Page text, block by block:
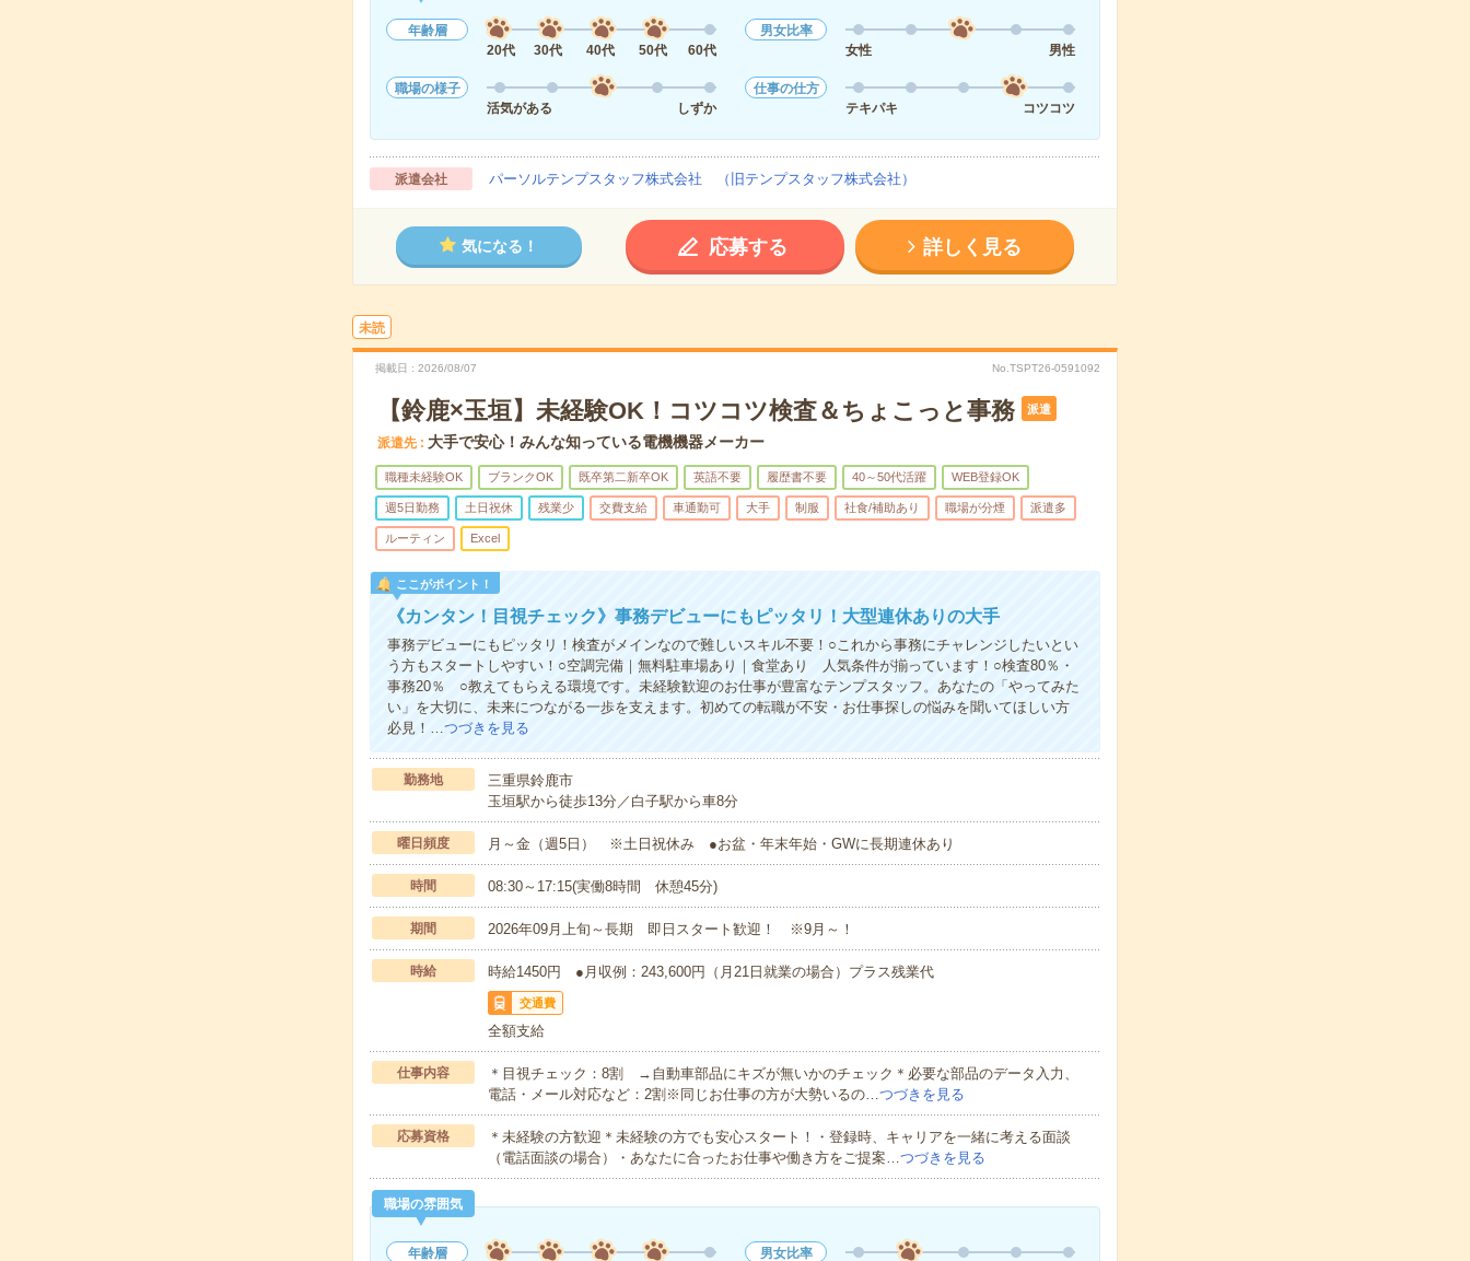
年齢層
20代
30代 40代 50代 60代
男女比率
女性
男性
職場の様子
活気がある
しずか
仕事の仕方
テキパキ
コツコツ
派遣会社 パーソルテンプスタッフ株式会社 （旧テンプスタッフ株式会社）
気になる！ 応募する 詳しく見る
未読
掲載日 2026/08/07 No.TSPT26-0591092
【鈴鹿×玉垣】未経験OK！コツコツ検査＆ちょこっと事務 派遣
派遣先 大手で安心！みんな知っている電機機器メーカー
職種未経験OK ブランクOK 既卒第二新卒OK 英語不要 履歴書不要 40～50代活躍 WEB登録OK
週5日勤務 土日祝休 残業少 交費支給 車通勤可 大手 制服 社食/補助あり 職場が分煙 派遣多
ルーティン Excel
ここがポイント！
《カンタン！目視チェック》事務デビューにもピッタリ！大型連休ありの大手
事務デビューにもピッタリ！検査がメインなので難しいスキル不要！○これから事務にチャレンジしたいとい
う方もスタートしやすい！○空調完備｜無料駐車場あり｜食堂あり 人気条件が揃っています！○検査80％・
事務20％ ○教えてもらえる環境です。未経験歓迎のお仕事が豊富なテンプスタッフ。あなたの「やってみた
い」を大切に、未来につながる一歩を支えます。初めての転職が不安・お仕事探しの悩みを聞いてほしい方
必見！…つづきを見る
勤務地
三重県鈴鹿市
玉垣駅から徒歩13分／白子駅から車8分
曜日頻度 月～金（週5日） ※土日祝休み ●お盆・年末年始・GWに長期連休あり
時間 08:30～17:15(実働8時間 休憩45分)
期間 2026年09月上旬～長期 即日スタート歓迎！ ※9月～！
時給 時給1450円 ●月収例：243,600円（月21日就業の場合）プラス残業代
交通費
全額支給
仕事内容
＊目視チェック：8割 →自動車部品にキズが無いかのチェック＊必要な部品のデータ入力、
電話・メール対応など：2割※同じお仕事の方が大勢いるの…つづきを見る
応募資格
＊未経験の方歓迎＊未経験の方でも安心スタート！・登録時、キャリアを一緒に考える面談
（電話面談の場合）・あなたに合ったお仕事や働き方をご提案…つづきを見る
職場の雰囲気
年齢層 男女比率